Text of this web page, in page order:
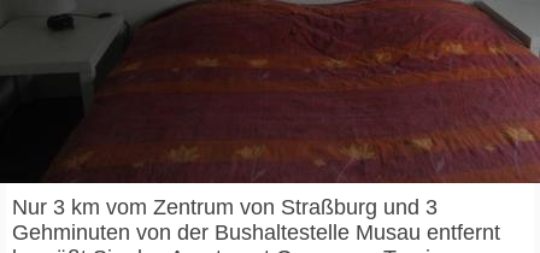
Nur 3 km vom Zentrum von Straßburg und 3
Gehminuten von der Bushaltestelle Musau entfernt